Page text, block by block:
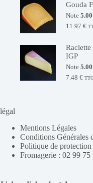
Gouda
Note 5.00
11.97 €
Raclette
IGP
Note 5.00
7.48 € TTC
légal
Mentions Légales
Conditions Générales
Politique de
Fromagerie : 02 99 75